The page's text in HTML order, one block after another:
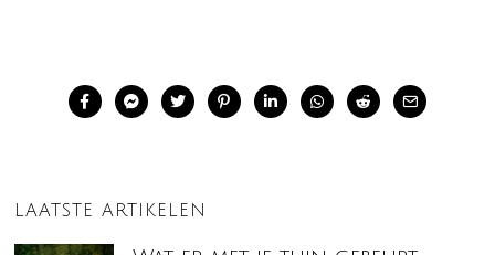
LAATSTE ARTIKELEN